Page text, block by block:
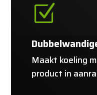
Z
Maakt koeling
product in